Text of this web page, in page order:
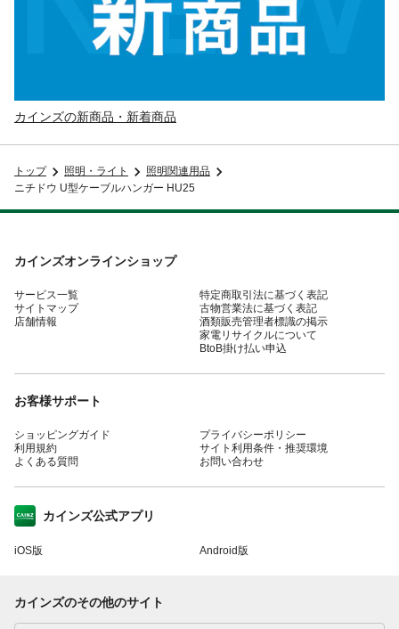
カインズの新商品・新着商品
トップ 照明・ライト
照明関連用品
ニチドウ U型ケーブルハンガー HU25
カインズオンラインショップ
サービス一覧
サイトマップ
店舗情報
特定商取引法に基づく表記
古物営業法に基づく表記
酒類販売管理者標識の掲示
家電リサイクルについて
BtoB掛け払い申込
お客様サポート
ショッピングガイド
利用規約
よくある質問
プライバシーポリシー
サイト利用条件・推奨環境
お問い合わせ
カインズ公式アプリ
iOS版 Android版
カインズのその他のサイト